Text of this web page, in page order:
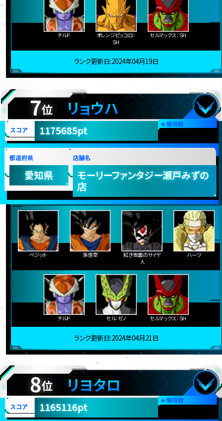
チルド
オレンジピッコロ：
ＳＨ
セルマックス：ＳＨ
ランク更新日:2024年04月19日
7位 リョウハ
★獲得数
スコア 1175685pt
都道府県
愛知県
店舗名
モーリーファンタジー瀬戸みずの
店
ベジット 孫悟空
紅き仮面のサイヤ
人
ハーツ
チルド セル：ゼノ セルマックス：ＳＨ
ランク更新日:2024年04月21日
8位 リヨタロ
★獲得数
スコア 1165116pt